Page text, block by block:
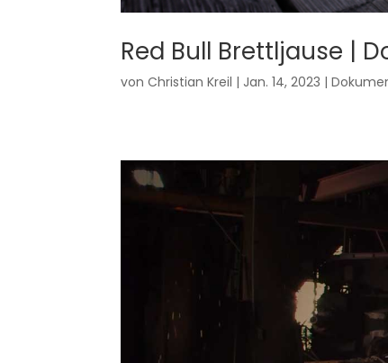
Red Bull Brettljause |
vonChristian Kreil | Jan. 14, 2023 |